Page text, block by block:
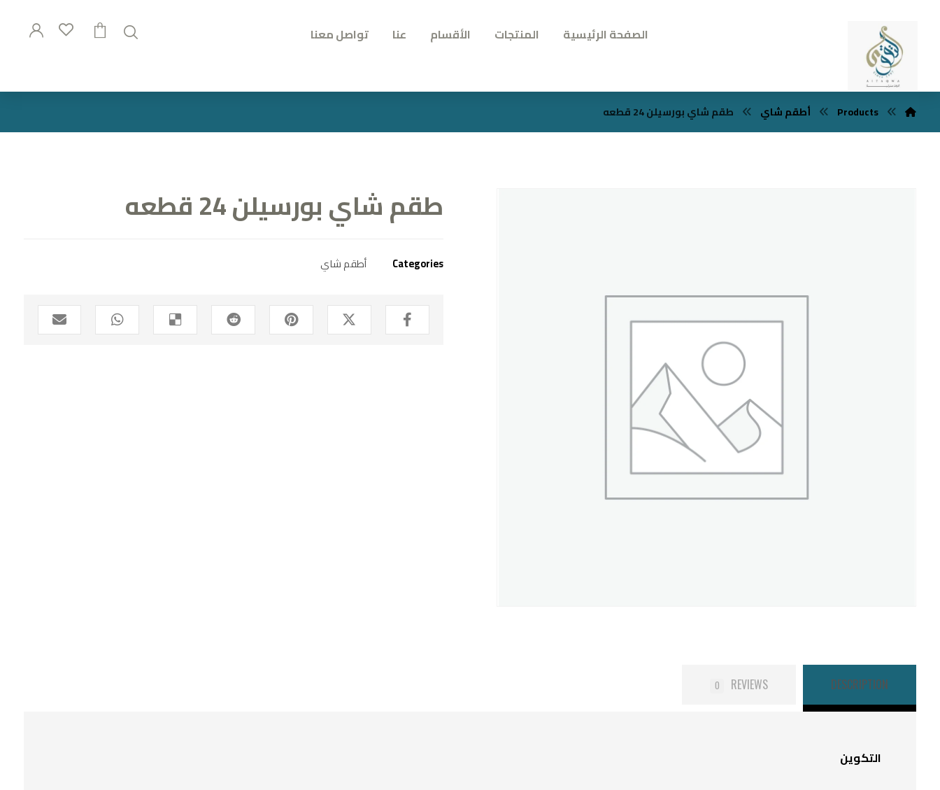
الصفحة الرئيسية المنتجات الأقسام عنا تواصل معنا
Products أطقم شاي طقم شاي بورسيلن 24 قطعه
طقم شاي بورسيلن 24 قطعه
Categories أطقم شاي
DESCRIPTION
REVIEWS
0
التكوين